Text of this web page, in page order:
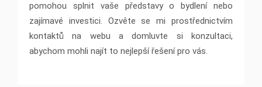
pomohou splnit vaše představy o bydlení nebo
zajímavé investici. Ozvěte se mi prostřednictvím
kontaktů na webu a domluvte si konzultaci,
abychom mohli najít to nejlepší řešení pro vás.